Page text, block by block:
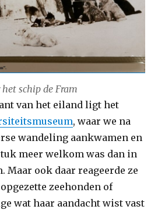
schip de Fram
van het eiland ligt het
, waar we na
wandeling aankwamen en
meer welkom was dan in
Maar ook daar reageerde ze
zeehonden of
wat haar aandacht wist vast